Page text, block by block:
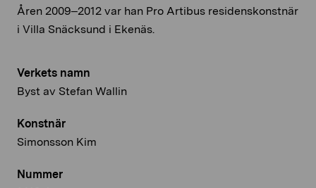
Verkets namn
Byst av Stefan Wallin
Konstnär
Simonsson Kim
Nummer
Åren 2009–2012 var han Pro Artibus residenskonstnär
i Villa Snäcksund i Ekenäs.